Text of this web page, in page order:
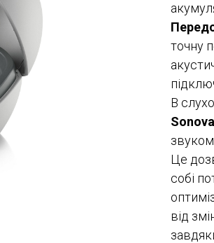
точну
В
Це
собі
від